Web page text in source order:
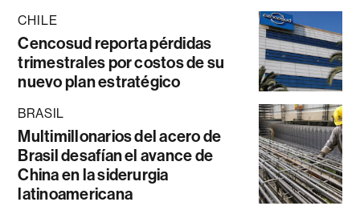
CHILE
Cencosud reporta pérdidas
trimestrales por costos de su
nuevo plan estratégico
BRASIL
Multimillonarios del acero de
Brasil desafían el avance de
China en la siderurgia
latinoamericana